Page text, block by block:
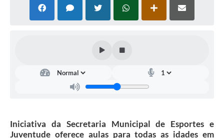
Iniciativa da Secretaria Municipal de Esportes e
Juventude oferece aulas para todas as idades em